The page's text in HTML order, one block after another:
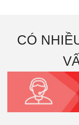
CÓ